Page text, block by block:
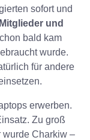
sofort und
und
bald kam
wurde.
für andere
erwerben.
Zu groß
wurde Charkiw –